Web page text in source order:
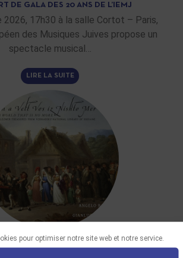
pour optimiser notre site web et notre service.
DE GALA DES 20 ANS DE L’IEMJ
17h30 à la salle Cortot – Paris,
des Musiques Juives propose un
spectacle musical…
LIRE LA SUITE
DERNIÈRES ACQUISITIONS